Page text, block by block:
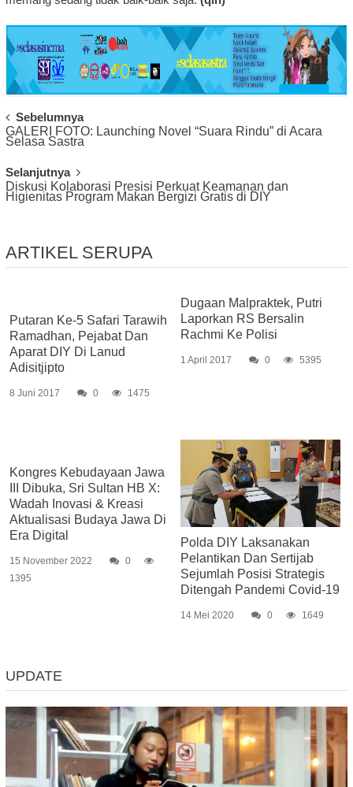
Post
Navigation
Sebelumnya
GALERI FOTO: Launching Novel “Suara Rindu” di Acara
Selasa Sastra
Selanjutnya
Diskusi Kolaborasi Presisi Perkuat Keamanan dan
Higienitas Program Makan Bergizi Gratis di DIY
ARTIKEL SERUPA
Putaran Ke-5 Safari Tarawih
Ramadhan, Pejabat Dan
Aparat DIY Di Lanud
Adisitjipto
8 Juni 2017 0 1475
Dugaan Malpraktek, Putri
Laporkan RS Bersalin
Rachmi Ke Polisi
1 April 2017 0 5395
Kongres Kebudayaan Jawa
III Dibuka, Sri Sultan HB X:
Wadah Inovasi & Kreasi
Aktualisasi Budaya Jawa Di
Era Digital
15 November 2022
0
1395
Polda DIY Laksanakan
Pelantikan Dan Sertijab
Sejumlah Posisi Strategis
Ditengah Pandemi Covid-19
14 Mei 2020 0 1649
UPDATE